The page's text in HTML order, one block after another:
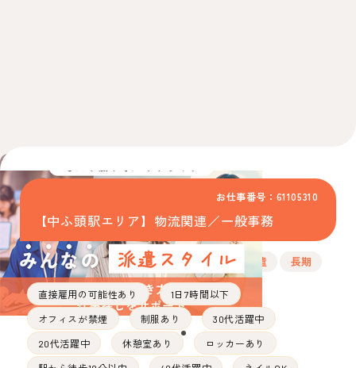
お仕事番号：61105310
【中ふ頭駅エリア】物流関連／一般事務
派遣 長期
直接雇用の可能性あり 1日7時間以下
オフィスが禁煙 制服あり 30代活躍中
20代活躍中 休憩室あり ロッカーあり